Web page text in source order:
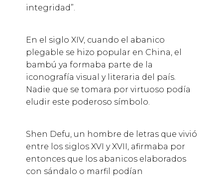
integridad”.
En el siglo XIV, cuando el abanico
plegable se hizo popular en China, el
bambú ya formaba parte de la
iconografía visual y literaria del país.
Nadie que se tomara por virtuoso podía
eludir este poderoso símbolo.
Shen Defu, un hombre de letras que vivió
entre los siglos XVI y XVII, afirmaba por
entonces que los abanicos elaborados
con sándalo o marfil podían